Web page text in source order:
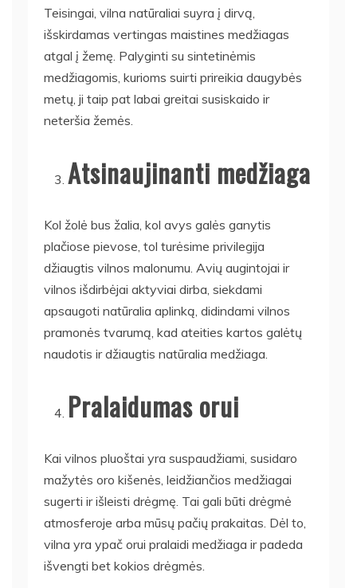
Teisingai, vilna natūraliai suyra į dirvą,
išskirdamas vertingas maistines medžiagas
atgal į žemę. Palyginti su sintetinėmis
medžiagomis, kurioms suirti prireikia daugybės
metų, ji taip pat labai greitai susiskaido ir
neteršia žemės.
Atsinaujinanti medžiaga
Kol žolė bus žalia, kol avys galės ganytis
plačiose pievose, tol turėsime privilegija
džiaugtis vilnos malonumu. Avių augintojai ir
vilnos išdirbėjai aktyviai dirba, siekdami
apsaugoti natūralia aplinką, didindami vilnos
pramonės tvarumą, kad ateities kartos galėtų
naudotis ir džiaugtis natūralia medžiaga.
Pralaidumas orui
Kai vilnos pluoštai yra suspaudžiami, susidaro
mažytės oro kišenės, leidžiančios medžiagai
sugerti ir išleisti drėgmę. Tai gali būti drėgmė
atmosferoje arba mūsų pačių prakaitas. Dėl to,
vilna yra ypač orui pralaidi medžiaga ir padeda
išvengti bet kokios drėgmės.